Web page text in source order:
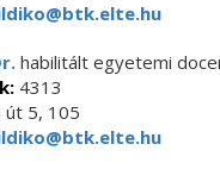
habilitált egyetemi
4313
út 5, 105